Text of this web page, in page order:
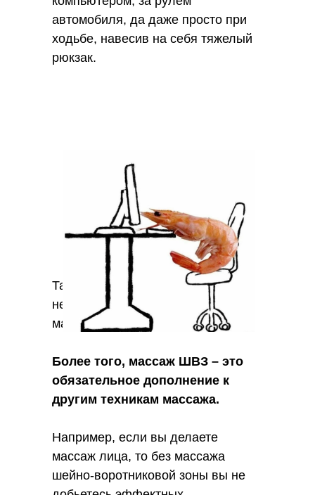
автомобиля, да даже просто при
ходьбе, навесив на себя тяжелый
рюкзак.
Такое положение тела
неестественно для нас и ведёт к
массе проблем со здоровьем.
Более того, массаж ШВЗ – это
обязательное дополнение к
другим техникам массажа.
Например, если вы делаете
массаж лица, то без массажа
шейно-воротниковой зоны вы не